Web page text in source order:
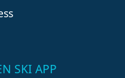
SKI APP